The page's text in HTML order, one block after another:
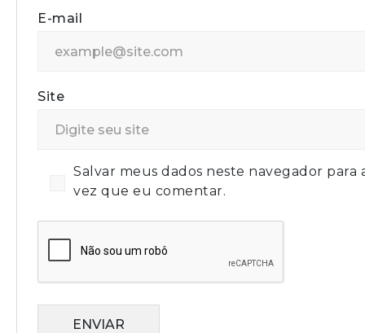
E-mail
Site
Salvar meus dados neste navegador para
vez que eu comentar.
ENVIAR